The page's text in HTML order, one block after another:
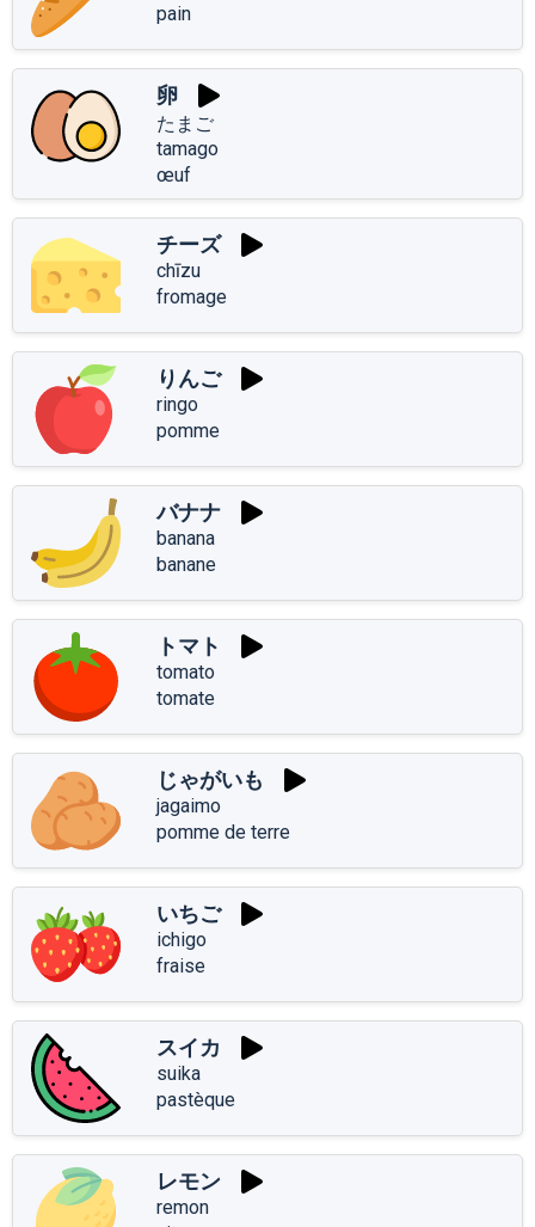
pain
卵
たまご
tamago
œuf
チーズ
chīzu
fromage
りんご
ringo
pomme
バナナ
banana
banane
トマト
tomato
tomate
じゃがいも
jagaimo
pomme de terre
いちご
ichigo
fraise
スイカ
suika
pastèque
レモン
remon